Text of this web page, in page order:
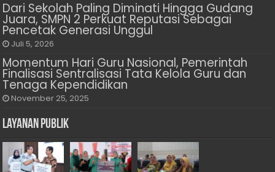
Dari Sekolah Paling Diminati Hingga Gudang
Juara, SMPN 2 Perkuat Reputasi Sebagai
Pencetak Generasi Unggul
Juli 5, 2026
Momentum Hari Guru Nasional, Pemerintah
Finalisasi Sentralisasi Tata Kelola Guru dan
Tenaga Kependidikan
November 25, 2025
Layanan Publik